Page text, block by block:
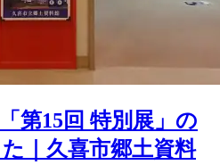
第15回 特別展」の
｜久喜市郷土資料